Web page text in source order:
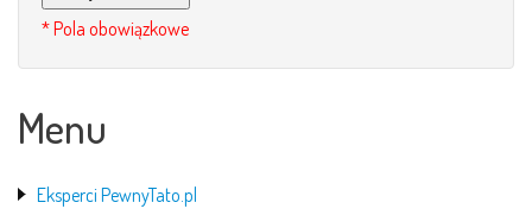
Menu
Eksperci PewnyTato.pl